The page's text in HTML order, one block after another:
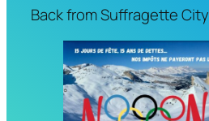
Back from Suffragette City